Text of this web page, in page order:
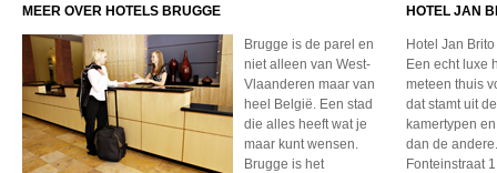
MEER OVER HOTELS BRUGGE
Brugge is de parel en
niet alleen van West-
Vlaanderen maar van
heel België. Een stad
die alles heeft wat je
maar kunt wensen.
Brugge is het
HOTEL JAN
Hotel Jan
Een echt luxe
meteen thuis
dat stamt uit
kamertypen
dan de
Fonteinstraat